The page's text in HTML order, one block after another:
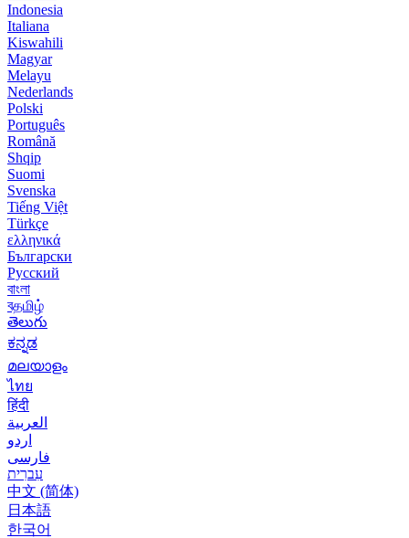
Indonesia
Italiana
Kiswahili
Magyar
Melayu
Nederlands
Polski
Português
Română
Shqip
Suomi
Svenska
Tiếng Việt
Türkçe
ελληνικά
Български
Русский
বাংলা
বதமிழ்
తెలుగు
ಕನ್ನಡ
മലയാളം
ไทย
हिंदी
العربية
اردو
فارسی
עִברִית
中文 (简体)
日本語
한국어